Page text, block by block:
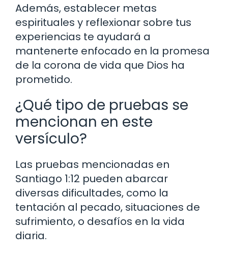
Además, establecer metas
espirituales y reflexionar sobre tus
experiencias te ayudará a
mantenerte enfocado en la promesa
de la corona de vida que Dios ha
prometido.
¿Qué tipo de pruebas se
mencionan en este
versículo?
Las pruebas mencionadas en
Santiago 1:12 pueden abarcar
diversas dificultades, como la
tentación al pecado, situaciones de
sufrimiento, o desafíos en la vida
diaria.